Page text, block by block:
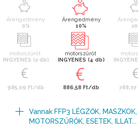
Árengedmény
0%
motorszűrőt
INGYENES (2 db)
985,09 Ft/db
Árengedmény
10%
motorszűrőt
INGYENES (4 db)
886,58 Ft/db
Vannak FFP3 LÉGZŐK,
MOTORSZŰRŐK, ESETEK, ILLAT...